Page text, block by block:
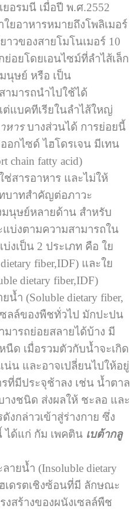
อรมนี เมื่อปี พ.ศ.2552
ยอาหารหมายถึงโพลิเมอร์
าวของสายโมโนเมอร์ 10
อยโดยเอนไซม์ที่ลำไส้เล็ก
นุษย์ หรือ เป็น
ามารถนำไปใช้ได้
แต่แบคทีเรียในลำไส้ใหญ่
หารบางส่วนได้ การย่อยนี้
อกไซด์ ไฮโดรเจน มีเทน
chain fatty acid)
ารอาหาร และไม่ให้
บาทสำคัญต่อภาวะ
นุษย์หลายด้าน สำหรับ
บ่งตามความสามารถใน
งเป็น 2 ประเภท คือ ใย
fiber,IDF) และใย
dietary fiber,IDF)
(Soluble dietary fiber,
ลล์ของพืชทั่วไป มักปะปน
ารถย่อยสลายได้บ้าง มี
ด เมื่อรวมตัวกับน้ำจะเกิด
น่น และอาจเปลี่ยนไปให้อยู่
ที่มีประจุช้าลง เช่น น้ำตาล
างชนิด ส่งผลให้ ชะลอ และ
งกล่าวเข้าสู่ร่างกาย ซึ่ง
ได้แก่ กัม เพคติน เบต้ากลู
ำ (Insoluble dietary
เดรตเชิงซ้อนที่มี ลักษณะ
สร้างของผนังเซลล์พืช